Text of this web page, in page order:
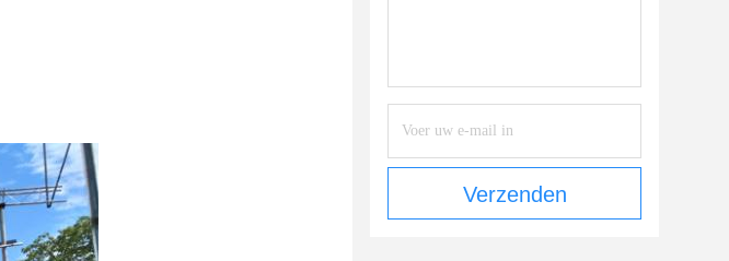
Verzenden